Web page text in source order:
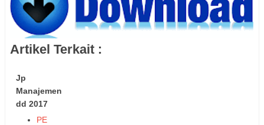
Artikel Terkait :
Jp
Manajemen
dd 2017
PE